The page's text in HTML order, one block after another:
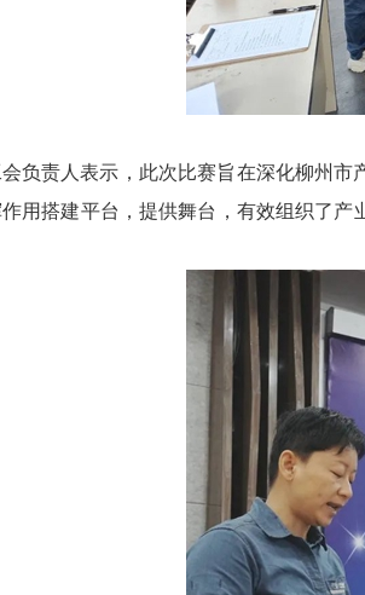
负责人表示，此次比赛旨在深化柳州
用搭建平台，提供舞台，有效组织了